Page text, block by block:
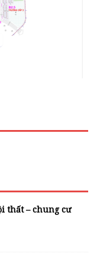
thất – chung cư